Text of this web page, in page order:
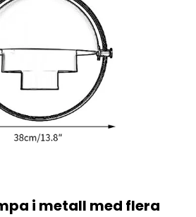
i metall med flera